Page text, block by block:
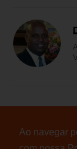
Ao navegar